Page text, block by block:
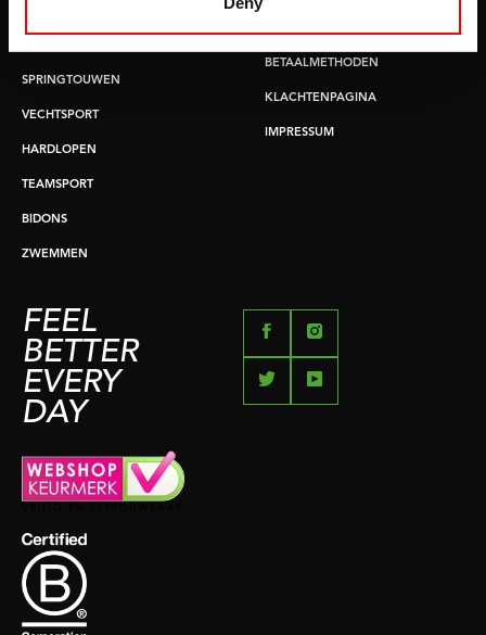
SPRINGTOUWEN
VECHTSPORT
HARDLOPEN
TEAMSPORT
BIDONS
ZWEMMEN
BETAALMETHODEN
KLACHTENPAGINA
IMPRESSUM
FEEL
BETTER
EVERY
DAY